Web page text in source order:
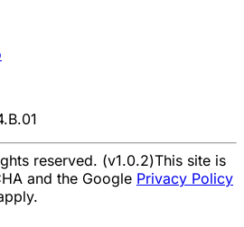
reserved. (v1.0.2)This site is
and the Google Privacy Policy